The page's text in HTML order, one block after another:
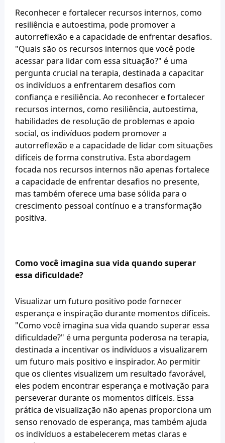
Reconhecer e fortalecer recursos internos, como
resiliência e autoestima, pode promover a
autorreflexão e a capacidade de enfrentar desafios.
"Quais são os recursos internos que você pode
acessar para lidar com essa situação?" é uma
pergunta crucial na terapia, destinada a capacitar
os indivíduos a enfrentarem desafios com
confiança e resiliência. Ao reconhecer e fortalecer
recursos internos, como resiliência, autoestima,
habilidades de resolução de problemas e apoio
social, os indivíduos podem promover a
autorreflexão e a capacidade de lidar com situações
difíceis de forma construtiva. Esta abordagem
focada nos recursos internos não apenas fortalece
a capacidade de enfrentar desafios no presente,
mas também oferece uma base sólida para o
crescimento pessoal contínuo e a transformação
positiva.
Como você imagina sua vida quando superar
essa dificuldade?
Visualizar um futuro positivo pode fornecer
esperança e inspiração durante momentos difíceis.
"Como você imagina sua vida quando superar essa
dificuldade?" é uma pergunta poderosa na terapia,
destinada a incentivar os indivíduos a visualizarem
um futuro mais positivo e inspirador. Ao permitir
que os clientes visualizem um resultado favorável,
eles podem encontrar esperança e motivação para
perseverar durante os momentos difíceis. Essa
prática de visualização não apenas proporciona um
senso renovado de esperança, mas também ajuda
os indivíduos a estabelecerem metas claras e